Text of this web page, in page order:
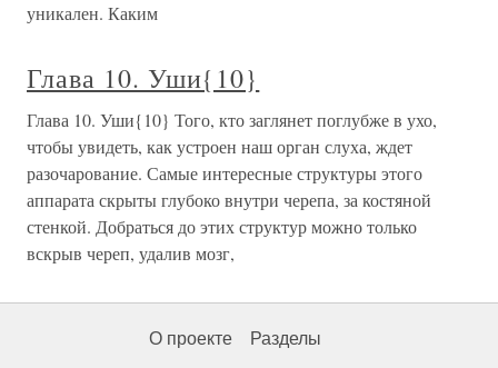
уникален. Каким
Глава 10. Уши{10}
Глава 10. Уши{10} Того, кто заглянет поглубже в ухо,
чтобы увидеть, как устроен наш орган слуха, ждет
разочарование. Самые интересные структуры этого
аппарата скрыты глубоко внутри черепа, за костяной
стенкой. Добраться до этих структур можно только
вскрыв череп, удалив мозг,
О проекте Разделы